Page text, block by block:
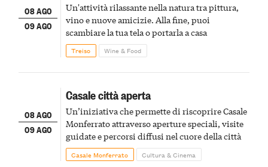
08 AGO
09 AGO
Un'attività rilassante nella natura tra pittura,
vino e nuove amicizie. Alla fine, puoi
scambiare la tua tela o portarla a casa
Treiso Wine & Food
08 AGO
09 AGO
Casale città aperta
Un’iniziativa che permette di riscoprire Casale
Monferrato attraverso aperture speciali, visite
guidate e percorsi diffusi nel cuore della città
Casale Monferrato Cultura & Cinema